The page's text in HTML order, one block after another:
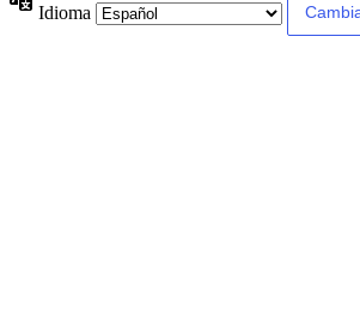
Idioma